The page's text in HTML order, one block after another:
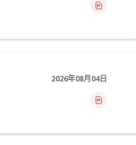
2026年08月04日